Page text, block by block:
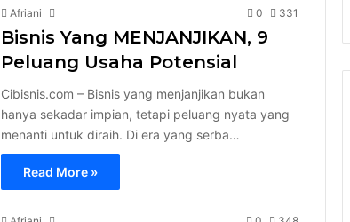
Afriani 0 331
Bisnis Yang MENJANJIKAN, 9
Peluang Usaha Potensial
Cibisnis.com – Bisnis yang menjanjikan bukan
hanya sekadar impian, tetapi peluang nyata yang
menanti untuk diraih. Di era yang serba…
Read More »